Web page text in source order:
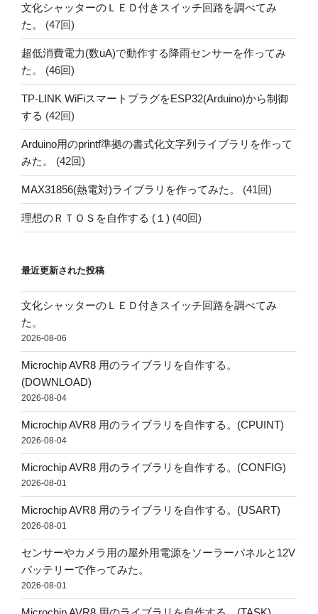
文化シャッターのＬＥＤ付きスイッチ回路を調べてみ
た。
(47回)
超低消費電力(数uA)で動作する降雨センサーを作ってみ
た。
(46回)
TP-LINK WiFiスマートプラグをESP32(Arduino)から制御
する (42回)
Arduino用のprintf準拠の書式化文字列ライブラリを作って
みた。
(42回)
MAX31856(熱電対)ライブラリを作ってみた。 (41回)
理想のＲＴＯＳを自作する (１) (40回)
最近更新された投稿
文化シャッターのＬＥＤ付きスイッチ回路を調べてみ
た。
2026-08-06
Microchip AVR8 用のライブラリを自作する。
(DOWNLOAD)
2026-08-04
Microchip AVR8 用のライブラリを自作する。(CPUINT)
2026-08-04
Microchip AVR8 用のライブラリを自作する。(CONFIG)
2026-08-01
Microchip AVR8 用のライブラリを自作する。(USART)
2026-08-01
センサーやカメラ用の屋外用電源をソーラーパネルと12V
バッテリーで作ってみた。
2026-08-01